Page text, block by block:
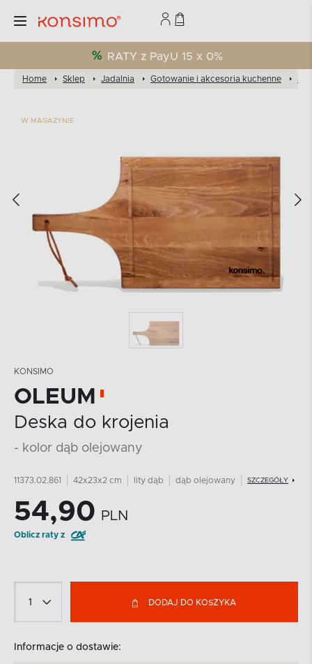
RATY z PayU 15 x 0%
Home Sklep Jadalnia Gotowanie i akcesoria kuchenne
W MAGAZYNIE
KONSIMO
OLEUM
Deska do krojenia
- kolor dąb olejowany
11373.02.861 42x23x2 cm lity dąb dąb olejowany SZCZEGÓŁY
54,90 PLN
Oblicz raty z
DODAJ DO KOSZYKA
Informacje o dostawie: